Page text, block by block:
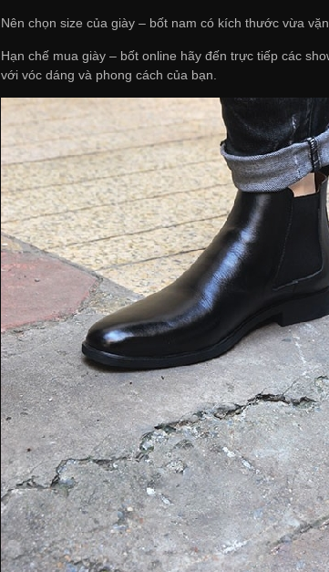
Nên chọn size của giày – bốt nam có kích thước vừa
Hạn chế mua giày – bốt online hãy đến trực tiếp các
với vóc dáng và phong cách của bạn.